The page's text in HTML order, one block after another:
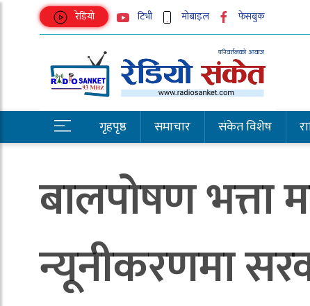
रेडियो टिभी मोबाइल फेसबुक
गृहपृष्ठ समाचार संकेत विशेष
बालपोषण
न्यूनीकरणमा